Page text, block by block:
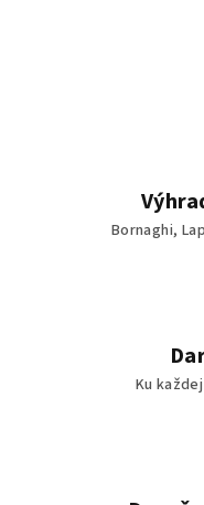
Bornaghi,
Ku